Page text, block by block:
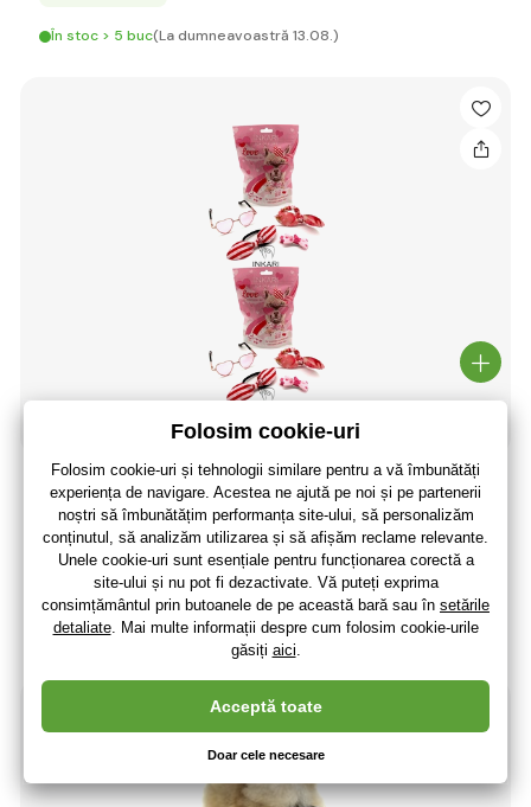
În stoc > 5 buc(La dumneavoastră 13.08.)
Cutie de puf Love INKARI
55,14 lei
,57 lei fără TVA
+ 11 puncte
În stoc > 5 buc(La dumneavoastră 13.08.)